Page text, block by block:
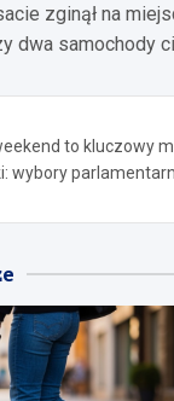
zginął na
dwa samochody
to kluczowy
wybory